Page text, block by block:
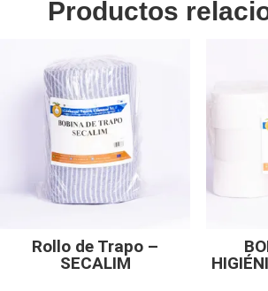
Productos
Rollo de Trapo –
SECALIM